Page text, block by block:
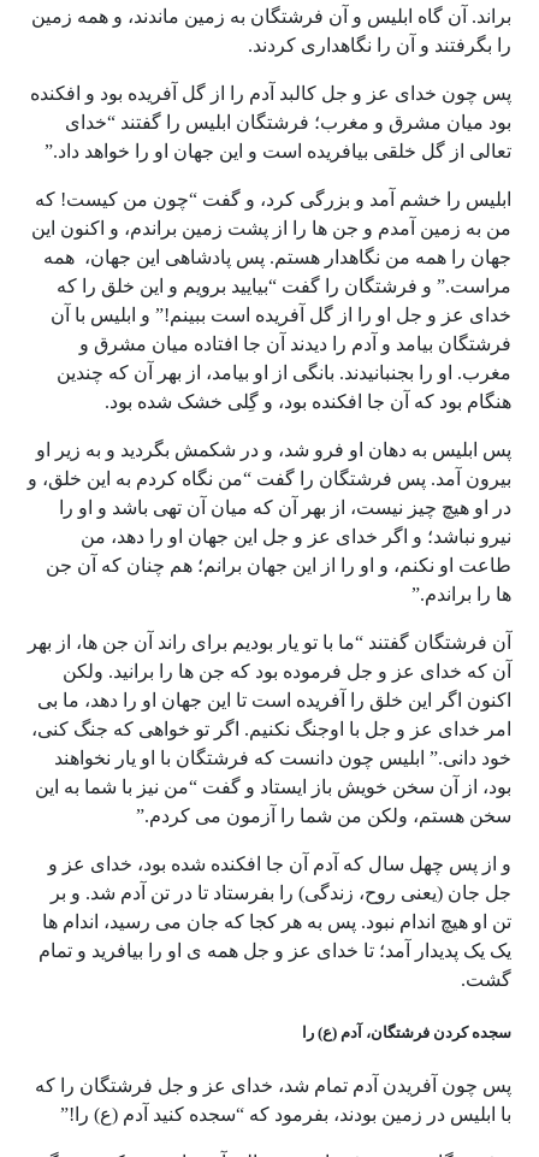
براند. آن گاه ابلیس و آن فرشتگان به زمین ماندند، و همه زمین
را بگرفتند و آن را نگاهداری کردند.
پس چون خدای عز و جل کالبد آدم را از گل آفریده بود و افکنده
بود میان مشرق و مغرب؛ فرشتگان ابلیس را گفتند “خدای
تعالی از گل خلقی بیافریده است و این جهان او را خواهد داد.”
ابلیس را خشم آمد و بزرگی کرد، و گفت “چون من کیست! که
من به زمین آمدم و جن ها را از پشت زمین براندم، و اکنون این
جهان را همه من نگاهدار هستم. پس پادشاهی این جهان، همه
مراست.” و فرشتگان را گفت “بیایید برویم و این خلق را که
خدای عز و جل او را از گل آفریده است ببینم!” و ابلیس با آن
فرشتگان بیامد و آدم را دیدند آن جا افتاده میان مشرق و
مغرب. او را بجنبانیدند. بانگی از او بیامد، از بهر آن که چندین
هنگام بود که آن جا افکنده بود، و گِلی خشک شده بود.
پس ابلیس به دهان او فرو شد، و در شکمش بگردید و به زیر او
بیرون آمد. پس فرشتگان را گفت “من نگاه کردم به این خلق، و
در او هیچ چیز نیست، از بهر آن که میان آن تهی باشد و او را
نیرو نباشد؛ و اگر خدای عز و جل این جهان او را دهد، من
طاعت او نکنم، و او را از این جهان برانم؛ هم چنان که آن جن
ها را براندم.”
آن فرشتگان گفتند “ما با تو یار بودیم برای راند آن جن ها، از بهر
آن که خدای عز و جل فرموده بود که جن ها را برانید. ولکن
اکنون اگر این خلق را آفریده است تا این جهان او را دهد، ما بی
امر خدای عز و جل با اوجنگ نکنیم. اگر تو خواهی که جنگ کنی،
خود دانی.” ابلیس چون دانست که فرشتگان با او یار نخواهند
بود، از آن سخن خویش باز ایستاد و گفت “من نیز با شما به این
سخن هستم، ولکن من شما را آزمون می کردم.”
و از پس چهل سال که آدم آن جا افکنده شده بود، خدای عز و
جل جان (یعنی روح، زندگی) را بفرستاد تا در تن آدم شد. و بر
تن او هیچ اندام نبود. پس به هر کجا که جان می رسید، اندام ها
یک یک پدیدار آمد؛ تا خدای عز و جل همه ی او را بیافرید و تمام
گشت.
سجده کردن فرشتگان، آدم (ع) را
پس چون آفریدن آدم تمام شد، خدای عز و جل فرشتگان را که
با ابلیس در زمین بودند، بفرمود که “سجده کنید آدم (ع) را!”